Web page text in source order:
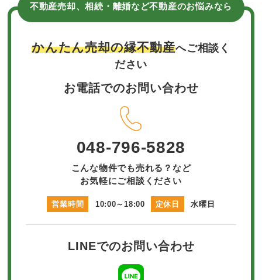
不動産売却、相続・離婚など不動産のお悩みなら
かんたん売却の縁不動産へご相談く
ださい
お電話でのお問い合わせ
048-796-5828
こんな物件でも売れる？など
お気軽にご相談ください
営業時間 10:00～18:00 定休日 水曜日
LINEでのお問い合わせ